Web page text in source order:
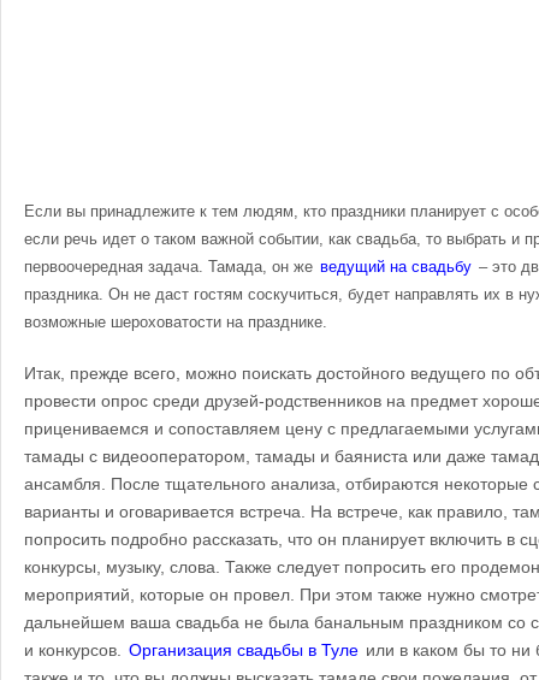
Если вы принадлежите к тем людям, кто праздники планирует с
если речь идет о таком важной событии, как свадьба, то выбрать и
первоочередная задача. Тамада, он же ведущий на свадьбу – это
праздника. Он не даст гостям соскучиться, будет направлять их в
возможные шероховатости на празднике.
Итак, прежде всего, можно поискать достойного ведущего по
провести опрос среди друзей-родственников на предмет
прицениваемся и сопоставляем цену с предлагаемыми
тамады с видеооператором, тамады и баяниста или даже
ансамбля. После тщательного анализа, отбираются
варианты и оговаривается встреча. На встрече, как правило,
попросить подробно рассказать, что он планирует включить в
конкурсы, музыку, слова. Также следует попросить его
мероприятий, которые он провел. При этом также нужно
дальнейшем ваша свадьба не была банальным праздником со
и конкурсов.
Организация свадьбы в Туле или в каком бы то ни